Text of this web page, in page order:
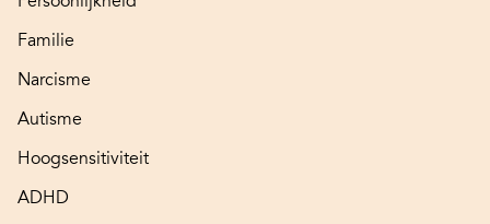
Familie
Narcisme
Autisme
Hoogsensitiviteit
ADHD